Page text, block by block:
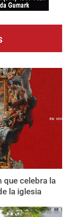
que celebra la
la iglesia